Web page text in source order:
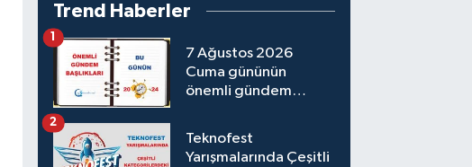
Trend Haberler
7 Ağustos 2026
Cuma gününün
önemli gündem
1
Teknofest
Yarışmalarında Çeşitli
2